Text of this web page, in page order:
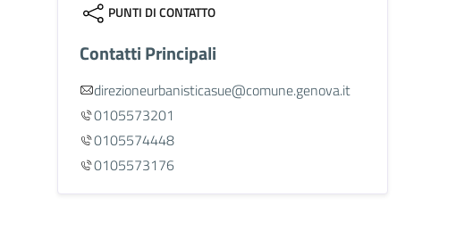
PUNTI DI CONTATTO
Contatti Principali
direzioneurbanisticasue@comune.genova.it
0105573201
0105574448
0105573176